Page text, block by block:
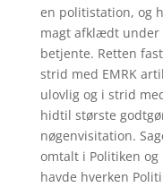
en politistation, og
magt afklædt under
betjente. Retten
strid med EMRK
ulovlig og i strid
hidtil største
nøgenvisitation.
omtalt i Politiken
havde hverken